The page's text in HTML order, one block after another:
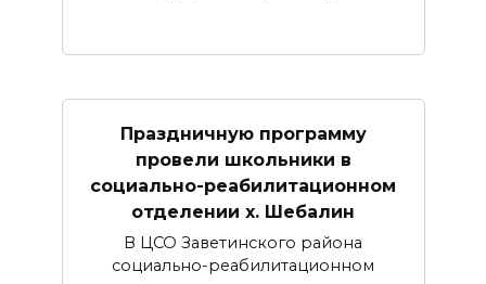
Праздничную программу
провели школьники в
социально-реабилитационном
отделении х. Шебалин
В ЦСО Заветинского района
социально-реабилитационном